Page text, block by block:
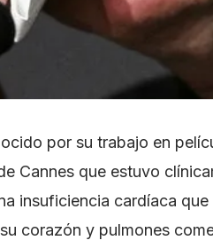
por su trabajo en
Cannes que estuvo
insuficiencia cardíaca
corazón y pulmones